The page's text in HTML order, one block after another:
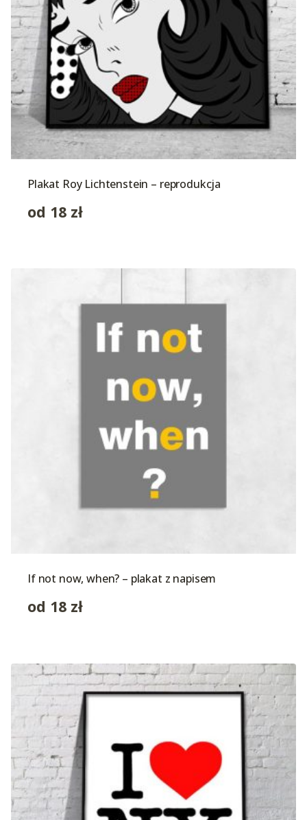
Plakat Roy Lichtenstein – reprodukcja
od 18 zł
If not now, when? – plakat z napisem
od 18 zł